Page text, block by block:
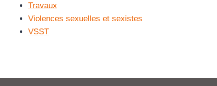
Travaux
Violences sexuelles et sexistes
VSST